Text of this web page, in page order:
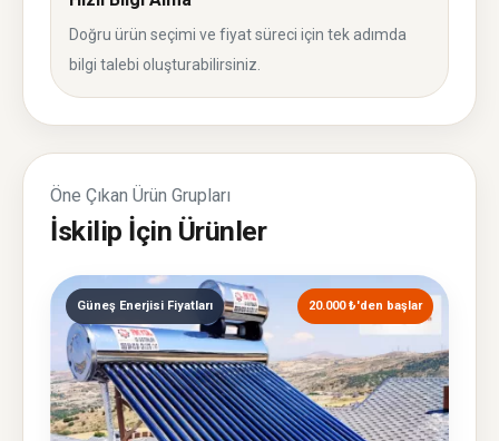
Doğru ürün seçimi ve fiyat süreci için tek adımda
bilgi talebi oluşturabilirsiniz.
Öne Çıkan Ürün Grupları
İskilip İçin Ürünler
Güneş Enerjisi Fiyatları 20.000 ₺'den başlar